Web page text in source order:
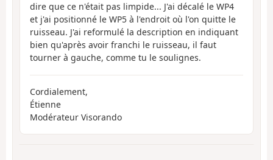
dire que ce n'était pas limpide... J'ai décalé le WP4
et j'ai positionné le WP5 à l'endroit où l'on quitte le
ruisseau. J'ai reformulé la description en indiquant
bien qu'après avoir franchi le ruisseau, il faut
tourner à gauche, comme tu le soulignes.
Cordialement,
Étienne
Modérateur Visorando